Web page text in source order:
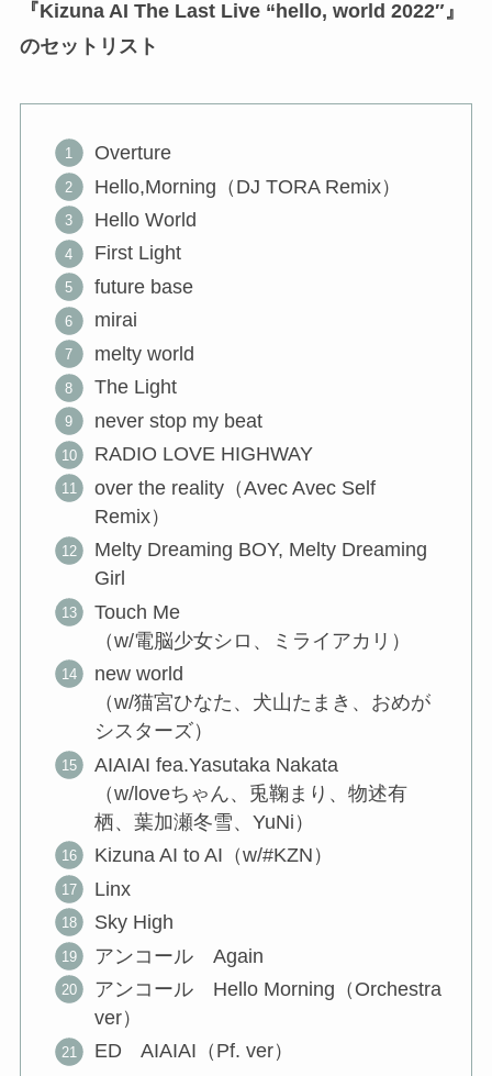
『Kizuna AI The Last Live “hello, world 2022″』
のセットリスト
Overture
Hello,Morning（DJ TORA Remix）
Hello World
First Light
future base
mirai
melty world
The Light
never stop my beat
RADIO LOVE HIGHWAY
over the reality（Avec Avec Self
Remix）
Melty Dreaming BOY, Melty Dreaming
Girl
Touch Me
（w/電脳少女シロ、ミライアカリ）
new world
（w/猫宮ひなた、犬山たまき、おめが
シスターズ）
AIAIAI fea.Yasutaka Nakata
（w/loveちゃん、兎鞠まり、物述有
栖、葉加瀬冬雪、YuNi）
Kizuna AI to AI（w/#KZN）
Linx
Sky High
アンコール Again
アンコール Hello Morning（Orchestra
ver）
ED AIAIAI（Pf. ver）